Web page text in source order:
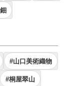
#山口美術織物
#桐屋翠山